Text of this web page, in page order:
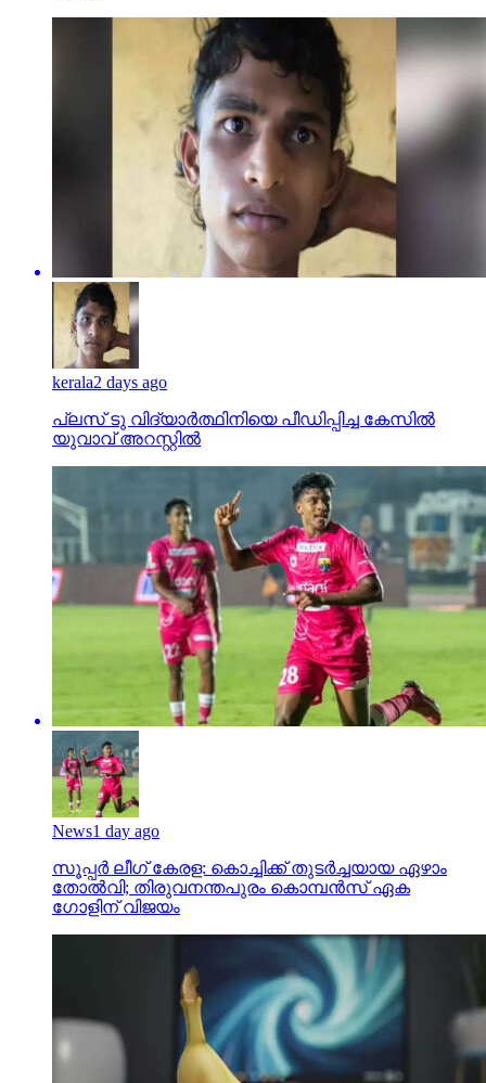
kerala2 days ago
പ്ലസ് ടു വിദ്യാര്‍ത്ഥിനിയെ പീഡിപ്പിച്ച കേസില്‍
യുവാവ് അറസ്റ്റില്‍
News1 day ago
സൂപ്പര്‍ ലീഗ് കേരള: കൊച്ചിക്ക് തുടര്‍ച്ചയായ ഏഴാം
തോല്‍വി; തിരുവനന്തപുരം കൊമ്പന്‍സ് ഏക
ഗോളിന് വിജയം